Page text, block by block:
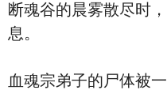
断魂谷的晨雾散尽时
息。
血魂宗弟子的尸体被